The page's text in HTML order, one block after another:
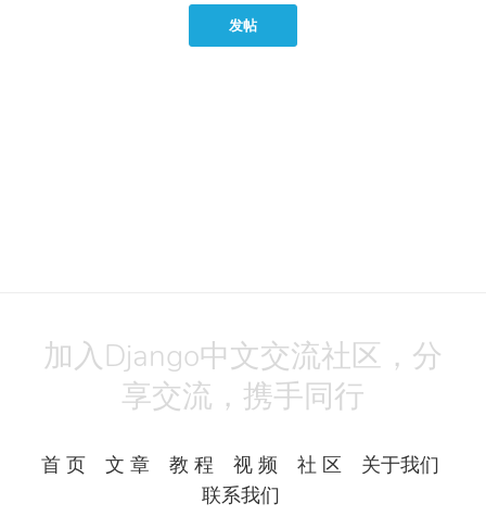
发帖
加入Django中文交流社区，分
享交流，携手同行
首 页 文 章 教 程 视 频 社 区
关于我们
联系我们